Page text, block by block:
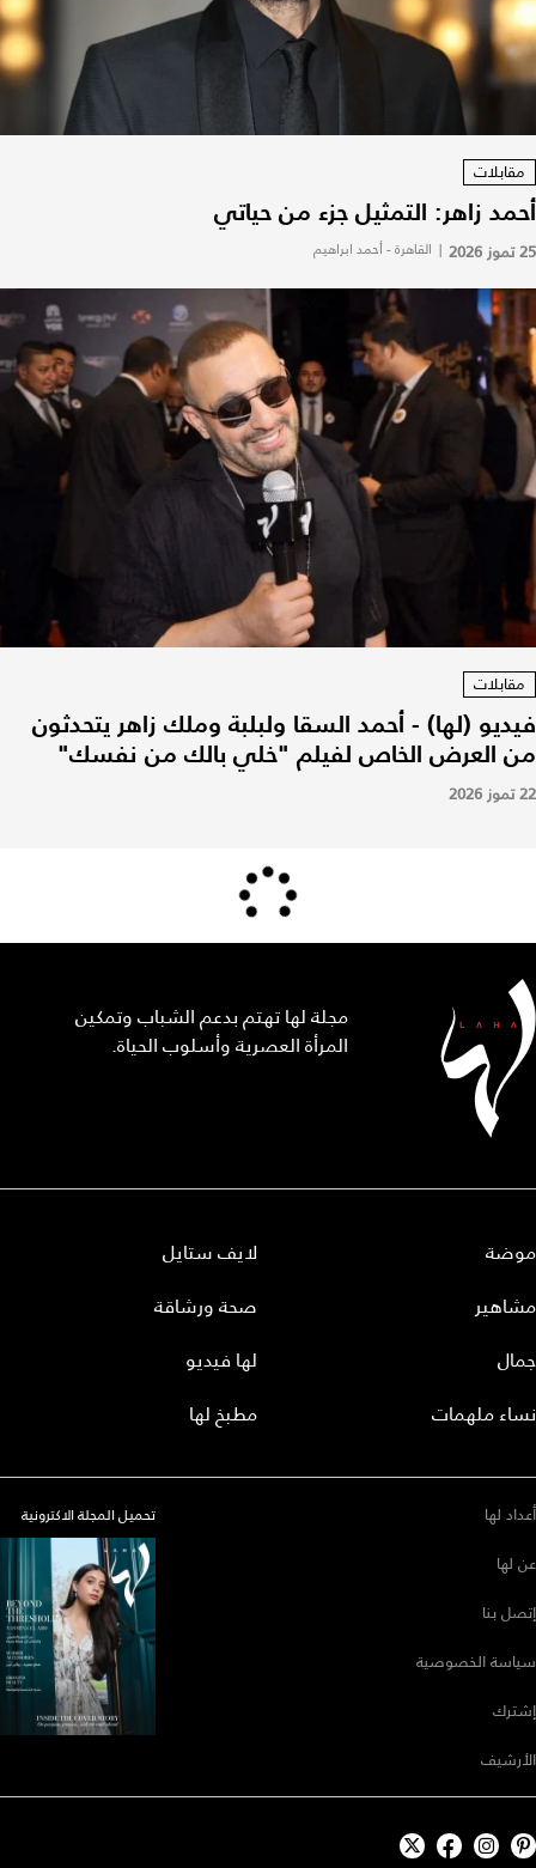
مقابلات
أحمد زاهر: التمثيل جزء من حياتي
25 تموز 2026 | القاهرة - أحمد ابراهيم
مقابلات
فيديو (لها) - أحمد السقا ولبلبة وملك زاهر يتحدثون
من العرض الخاص لفيلم "خلي بالك من نفسك"
22 تموز 2026
مجلة لها تهتم بدعم الشباب وتمكين
المرأة العصرية وأسلوب الحياة.
موضة
مشاهير
جمال
نساء ملهمات
لايف ستايل
صحة ورشاقة
لها فيديو
مطبخ لها
أعداد لها
عن لها
إتصل بنا
سياسة الخصوصية
إشترك
الأرشيف
تحميل المجلة الاكترونية